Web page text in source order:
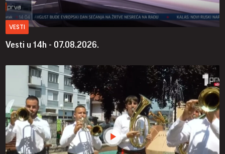
VESTI
Vesti u 14h - 07.08.2026.